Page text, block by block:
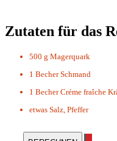
Zutaten für das
500 g Magerquark
1 Becher Schmand
1 Becher Créme fraîche
etwas Salz, Pfeffer